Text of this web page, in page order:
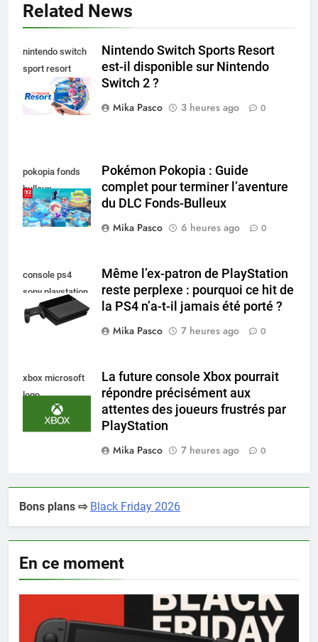
Related News
nintendo switch
sport resort
nintendo switch
Nintendo Switch Sports Resort
est-il disponible sur Nintendo
Switch 2 ?
Mika Pasco
3 heures ago 0
pokopia fonds
bulleux
Pokémon Pokopia : Guide
complet pour terminer l’aventure
du DLC Fonds-Bulleux
Mika Pasco
6 heures ago 0
console ps4
sony playstation
Même l’ex-patron de PlayStation
reste perplexe : pourquoi ce hit de
la PS4 n’a-t-il jamais été porté ?
Mika Pasco
7 heures ago 0
xbox microsoft
logo
La future console Xbox pourrait
répondre précisément aux
attentes des joueurs frustrés par
PlayStation
Mika Pasco
7 heures ago 0
Bons plans ⇨ Black Friday 2026
En ce moment